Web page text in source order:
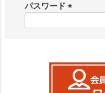
)
パスワード